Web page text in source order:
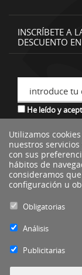
INSCRÍBETE A
DESCUENTO
introduce tu
He leído y
*descuento no
Utilizamos
nuestros
con sus
hábitos de
consideramos
configuración u
Obligatorias
Análisis
Publicitarias